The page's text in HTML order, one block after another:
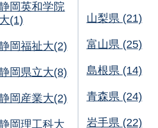
岡英和学院
大(1)
岡福祉大(2)
岡県立大(8)
岡産業大(2)
岡理工科大
山梨県 (21)
富山県 (25)
島根県 (14)
青森県 (24)
岩手県 (22)